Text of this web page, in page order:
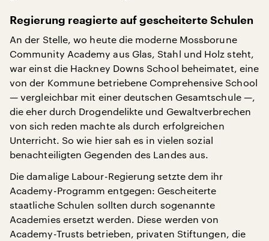
Regierung reagierte auf gescheiterte Schulen
An der Stelle, wo heute die moderne Mossborune
Community Academy aus Glas, Stahl und Holz steht,
war einst die Hackney Downs School beheimatet, eine
von der Kommune betriebene Comprehensive School
— vergleichbar mit einer deutschen Gesamtschule —,
die eher durch Drogendelikte und Gewaltverbrechen
von sich reden machte als durch erfolgreichen
Unterricht. So wie hier sah es in vielen sozial
benachteiligten Gegenden des Landes aus.
Die damalige Labour-Regierung setzte dem ihr
Academy-Programm entgegen: Gescheiterte
staatliche Schulen sollten durch sogenannte
Academies ersetzt werden. Diese werden von
Academy-Trusts betrieben, privaten Stiftungen, die